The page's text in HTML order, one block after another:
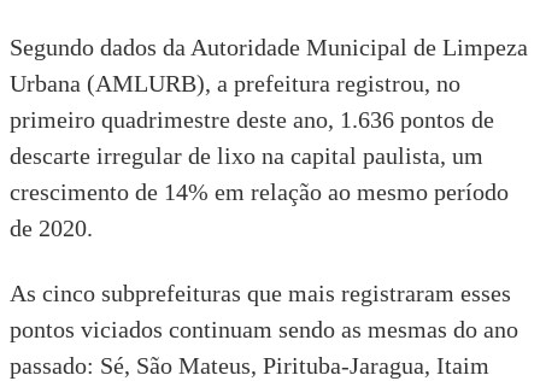
Segundo dados da Autoridade Municipal de Limpeza
Urbana (AMLURB), a prefeitura registrou, no
primeiro quadrimestre deste ano, 1.636 pontos de
descarte irregular de lixo na capital paulista, um
crescimento de 14% em relação ao mesmo período
de 2020.
As cinco subprefeituras que mais registraram esses
pontos viciados continuam sendo as mesmas do ano
passado: Sé, São Mateus, Pirituba-Jaragua, Itaim